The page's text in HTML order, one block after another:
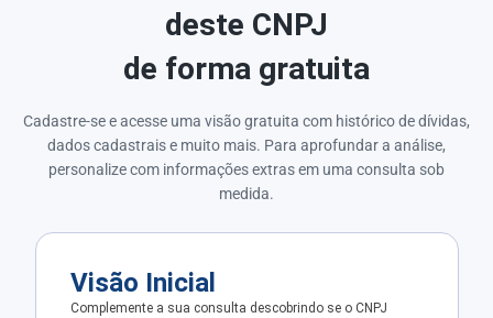
deste CNPJ
de forma gratuita
Cadastre-se e acesse uma visão gratuita com histórico de dívidas,
dados cadastrais e muito mais. Para aprofundar a análise,
personalize com informações extras em uma consulta sob
medida.
Visão Inicial
Complemente a sua consulta descobrindo se o CNPJ